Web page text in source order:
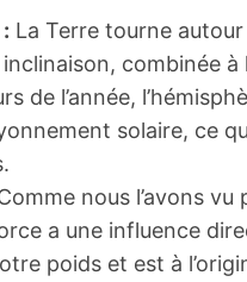
La Terre tourne
combinée à
de l’année,
solaire, ce
nous l’avons
a une influence
poids et est à